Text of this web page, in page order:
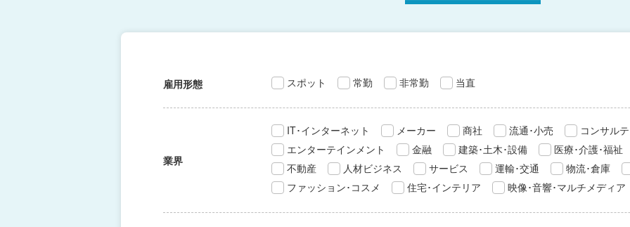
雇用形態 スポット 常勤 非常勤 当直
業界
IT･インターネット メーカー 商社 流通･小売
コンサル
エンターテインメント
金融 建築･土木･設備
医療･介護･福祉
不動産
人材ビジネス サービス 運輸･交通
物流･倉庫
ファッション･コスメ
住宅･インテリア 映像･音響･マルチメディア